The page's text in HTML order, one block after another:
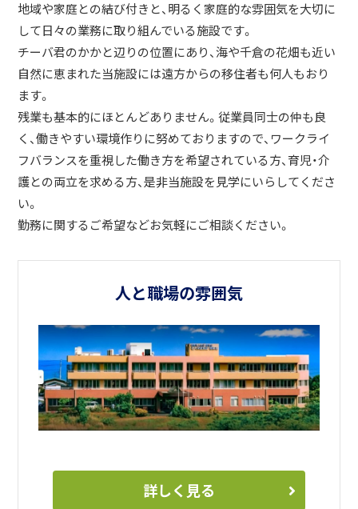
地域や家庭との結び付きと、明るく家庭的な雰囲気を大切に
して日々の業務に取り組んでいる施設です。
チーバ君のかかと辺りの位置にあり、海や千倉の花畑も近い
自然に恵まれた当施設には遠方からの移住者も何人もおり
ます。
残業も基本的にほとんどありません。従業員同士の仲も良
く、働きやすい環境作りに努めておりますので、ワークライ
フバランスを重視した働き方を希望されている方、育児・介
護との両立を求める方、是非当施設を見学にいらしてくださ
い。
勤務に関するご希望などお気軽にご相談ください。
人と職場の雰囲気
詳しく見る